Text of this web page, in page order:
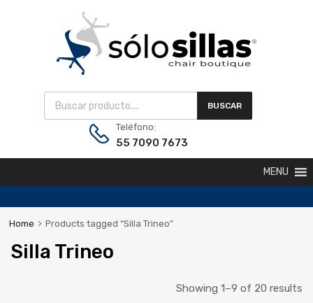
BUSCAR
Teléfono:
55 7090 7673
MENU
Home Products tagged “Silla Trineo”
Silla Trineo
Showing 1–9 of 20 results